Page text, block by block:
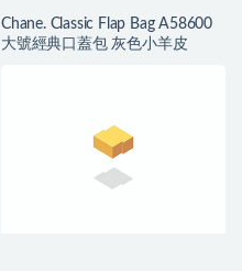
Chane. Classic Flap Bag A58600
大號經典口蓋包 灰色小羊皮